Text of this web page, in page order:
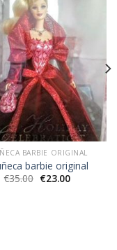
BARBIE ORIGINAL
barbie original
€35.00 €23.00